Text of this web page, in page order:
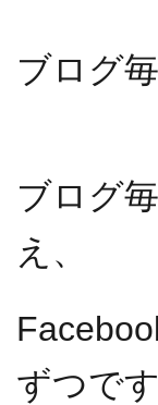
ブログ
ブログ
え、
ずつで